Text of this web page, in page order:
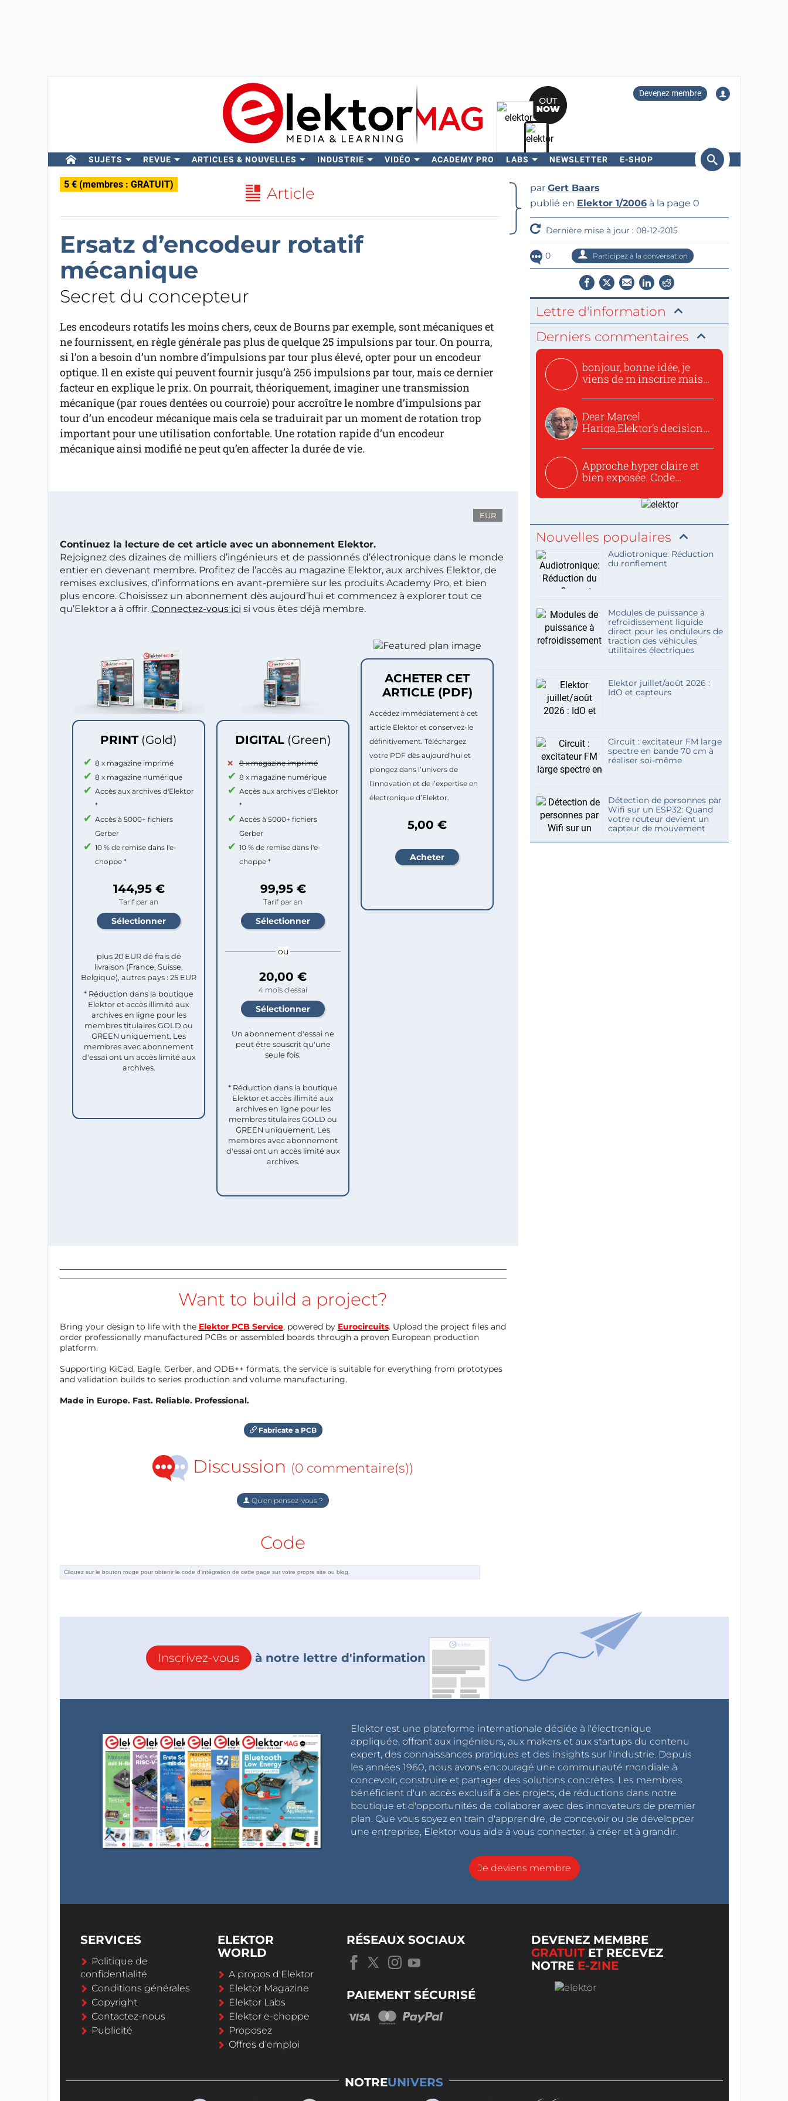
Devenez membre
SUJETS REVUE ARTICLES & NOUVELLES INDUSTRIE VIDÉO ACADEMY PRO LABS NEWSLETTER E-SHOP
Rechercher
5 € (membres : GRATUIT) Article
Ersatz d’encodeur rotatif
mécanique
Secret du concepteur
Les encodeurs rotatifs les moins chers, ceux de Bourns par exemple, sont mécaniques et
ne fournissent, en règle générale pas plus de quelque 25 impulsions par tour. On pourra,
si l’on a besoin d’un nombre d’impulsions par tour plus élevé, opter pour un encodeur
optique. Il en existe qui peuvent fournir jusqu’à 256 impulsions par tour, mais ce dernier
facteur en explique le prix. On pourrait, théoriquement, imaginer une transmission
mécanique (par roues dentées ou courroie) pour accroître le nombre d’impulsions par
tour d’un encodeur mécanique mais cela se traduirait par un moment de rotation trop
important pour une utilisation confortable. Une rotation rapide d’un encodeur
mécanique ainsi modifié ne peut qu’en affecter la durée de vie.
EUR
Continuez la lecture de cet article avec un abonnement Elektor.
Rejoignez des dizaines de milliers d’ingénieurs et de passionnés d’électronique dans le monde
entier en devenant membre. Profitez de l’accès au magazine Elektor, aux archives Elektor, de
remises exclusives, d’informations en avant-première sur les produits Academy Pro, et bien
plus encore. Choisissez un abonnement dès aujourd’hui et commencez à explorer tout ce
qu’Elektor a à offrir. Connectez-vous ici si vous êtes déjà membre.
PRINT (Gold)
8 x magazine imprimé
8 x magazine numérique
Accès aux archives d'Elektor
*
Accès à 5000+ fichiers
Gerber
10 % de remise dans l'e-
choppe *
144,95 €
Tarif par an
plus 20 EUR de frais de
livraison (France, Suisse,
Belgique), autres pays : 25 EUR
* Réduction dans la boutique
Elektor et accès illimité aux
archives en ligne pour les
membres titulaires GOLD ou
GREEN uniquement. Les
membres avec abonnement
d'essai ont un accès limité aux
archives.
DIGITAL (Green)
8 x magazine imprimé
8 x magazine numérique
Accès aux archives d'Elektor
*
Accès à 5000+ fichiers
Gerber
10 % de remise dans l'e-
choppe *
99,95 €
Tarif par an
ou
20,00 €
4 mois d'essai
Un abonnement d'essai ne
peut être souscrit qu'une
seule fois.​
* Réduction dans la boutique
Elektor et accès illimité aux
archives en ligne pour les
membres titulaires GOLD ou
GREEN uniquement. Les
membres avec abonnement
d'essai ont un accès limité aux
archives.
ACHETER CET
ARTICLE (PDF)
Accédez immédiatement à cet
article Elektor et conservez-le
définitivement. Téléchargez
votre PDF dès aujourd’hui et
plongez dans l’univers de
l’innovation et de l’expertise en
électronique d’Elektor.
5,00 €
Want to build a project?
Bring your design to life with the Elektor PCB Service, powered by Eurocircuits. Upload the project files and
order professionally manufactured PCBs or assembled boards through a proven European production
platform.
Supporting KiCad, Eagle, Gerber, and ODB++ formats, the service is suitable for everything from prototypes
and validation builds to series production and volume manufacturing.
Made in Europe. Fast. Reliable. Professional.
Fabricate a PCB
Discussion (0 commentaire(s))
Qu'en pensez-vous ?
Code
par Gert Baars
publié en Elektor 1/2006à la page 0
Dernière mise à jour : 08-12-2015
0 Participez à la conversation
Lettre d'information
Derniers commentaires
bonjour, bonne idée, je
viens de m inscrire mais
Dear Marcel
Hariga,Elektor’s decision
Approche hyper claire et
bien exposée. Code
Nouvelles populaires
Audiotronique: Réduction
du ronflement
Modules de puissance à
refroidissement liquide
direct pour les onduleurs de
traction des véhicules
utilitaires électriques
Elektor juillet/août 2026 :
IdO et capteurs
Circuit : excitateur FM large
spectre en bande 70 cm à
réaliser soi-même
Détection de personnes par
Wifi sur un ESP32: Quand
votre routeur devient un
capteur de mouvement
Inscrivez-vous à notre lettre d'information
Elektor est une plateforme internationale dédiée à l'électronique
appliquée, offrant aux ingénieurs, aux makers et aux startups du contenu
expert, des connaissances pratiques et des insights sur l'industrie. Depuis
les années 1960, nous avons encouragé une communauté mondiale à
concevoir, construire et partager des solutions concrètes. Les membres
bénéficient d'un accès exclusif à des projets, de réductions dans notre
boutique et d'opportunités de collaborer avec des innovateurs de premier
plan. Que vous soyez en train d'apprendre, de concevoir ou de développer
une entreprise, Elektor vous aide à vous connecter, à créer et à grandir.
Je deviens membre
SERVICES
Politique de
confidentialité
Conditions générales
Copyright
Contactez-nous
Publicité
ELEKTOR
WORLD
A propos d'Elektor
Elektor Magazine
Elektor Labs
Elektor e-choppe
Proposez
Offres d’emploi
RÉSEAUX SOCIAUX
PAIEMENT SÉCURISÉ
DEVENEZ MEMBRE
GRATUITET RECEVEZ
NOTRE E-ZINE
NOTREUNIVERS